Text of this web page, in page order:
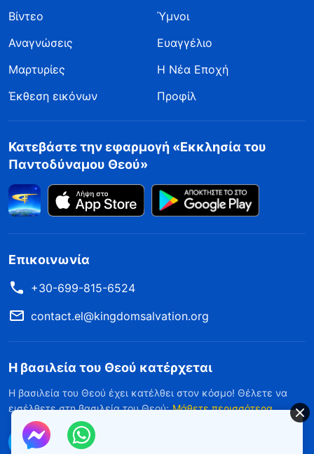
Βίντεο
Ύμνοι
Αναγνώσεις
Ευαγγέλιο
Μαρτυρίες
Η Νέα Εποχή
Έκθεση εικόνων
Προφίλ
Κατεβάστε την εφαρμογή «Εκκλησία του
Παντοδύναμου Θεού»
Επικοινωνία
+30-699-815-6524
contact.el@kingdomsalvation.org
Η βασιλεία του Θεού κατέρχεται
Η βασιλεία του Θεού έχει κατέλθει στον κόσμο! Θέλετε να
εισέλθετε στη βασιλεία του Θεού; Μάθετε περισσότερα
Επικοινωνήστε μαζί μας μέσω Messenger